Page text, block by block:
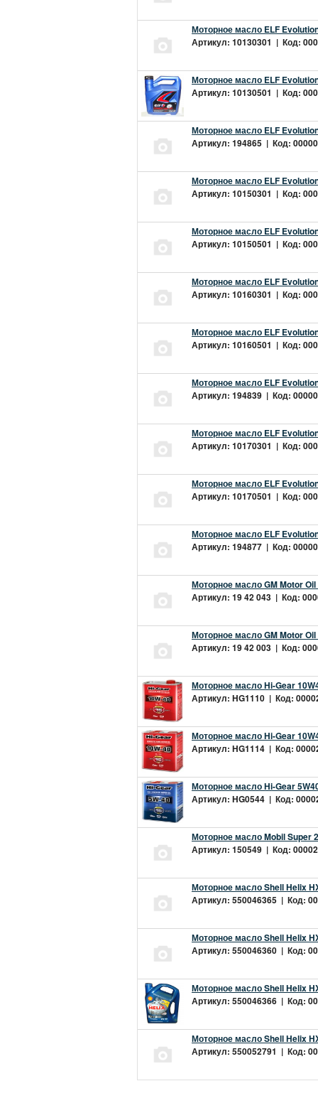
Моторное масло ELF
Артикул: 10130301 | Код:
Моторное масло ELF
Артикул: 10130501 | Код:
Моторное масло ELF
Артикул: 194865 | Код:
Моторное масло ELF
Артикул: 10150301 | Код:
Моторное масло ELF
Артикул: 10150501 | Код:
Моторное масло ELF
Артикул: 10160301 | Код:
Моторное масло ELF
Артикул: 10160501 | Код:
Моторное масло ELF
Артикул: 194839 | Код:
Моторное масло ELF
Артикул: 10170301 | Код:
Моторное масло ELF
Артикул: 10170501 | Код:
Моторное масло ELF
Артикул: 194877 | Код:
Моторное масло GM Motor Oil
Артикул: 19 42 043 | Код:
Моторное масло GM Motor
Артикул: 19 42 003 | Код:
Моторное масло Hi-Gear
Артикул: HG1110 | Код:
Моторное масло Hi-Gear
Артикул: HG1114 | Код:
Моторное масло Hi-Gear
Артикул: HG0544 | Код:
Моторное масло Mobil Super
Артикул: 150549 | Код:
Моторное масло Shell Helix
Артикул: 550046365 | Код:
Моторное масло Shell Helix
Артикул: 550046360 | Код:
Моторное масло Shell Helix
Артикул: 550046366 | Код:
Моторное масло Shell Helix
Артикул: 550052791 | Код: